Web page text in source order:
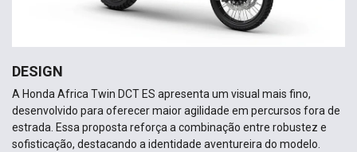
DESIGN
A Honda Africa Twin DCT ES apresenta um visual mais fino,
desenvolvido para oferecer maior agilidade em percursos fora de
estrada. Essa proposta reforça a combinação entre robustez e
sofisticação, destacando a identidade aventureira do modelo.